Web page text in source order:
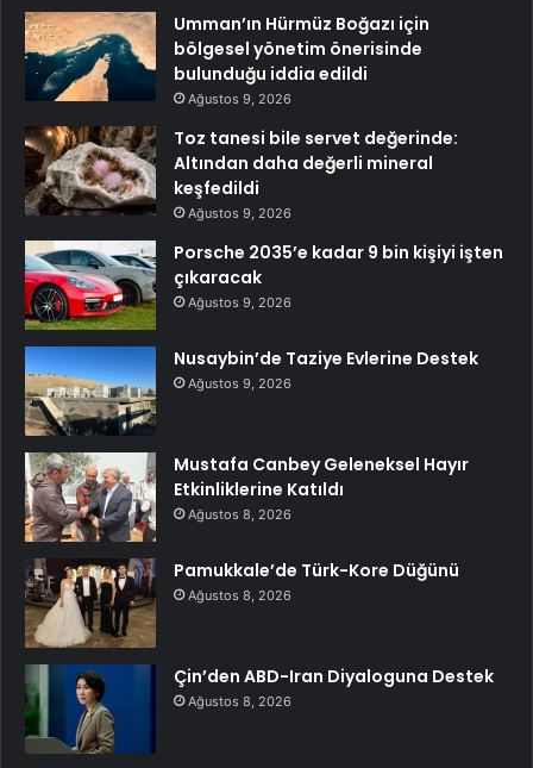
Umman’ın Hürmüz Boğazı için
bölgesel yönetim önerisinde
bulunduğu iddia edildi
Ağustos 9, 2026
Toz tanesi bile servet değerinde:
Altından daha değerli mineral
keşfedildi
Ağustos 9, 2026
Porsche 2035’e kadar 9 bin kişiyi işten
çıkaracak
Ağustos 9, 2026
Nusaybin’de Taziye Evlerine Destek
Ağustos 9, 2026
Mustafa Canbey Geleneksel Hayır
Etkinliklerine Katıldı
Ağustos 8, 2026
Pamukkale’de Türk-Kore Düğünü
Ağustos 8, 2026
Çin’den ABD-Iran Diyaloguna Destek
Ağustos 8, 2026